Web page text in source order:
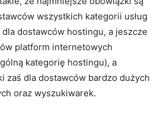
wszystkich kategorii usług
dostawców hostingu, a jeszcze
platform internetowych
kategorię hostingu), a
zaś dla dostawców bardzo dużych
oraz wyszukiwarek.